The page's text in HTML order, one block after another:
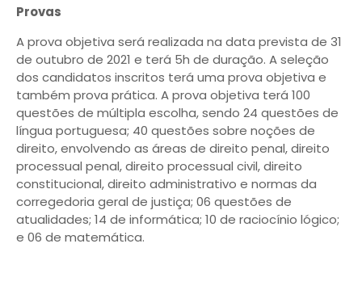
Provas
A prova objetiva será realizada na data prevista de 31
de outubro de 2021 e terá 5h de duração. A seleção
dos candidatos inscritos terá uma prova objetiva e
também prova prática. A prova objetiva terá 100
questões de múltipla escolha, sendo 24 questões de
língua portuguesa; 40 questões sobre noções de
direito, envolvendo as áreas de direito penal, direito
processual penal, direito processual civil, direito
constitucional, direito administrativo e normas da
corregedoria geral de justiça; 06 questões de
atualidades; 14 de informática; 10 de raciocínio lógico;
e 06 de matemática.